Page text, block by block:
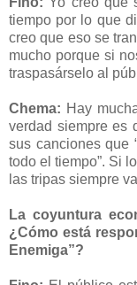
tiempo por lo que
creo que eso se
mucho porque si
traspasárselo al
Chema: Hay
verdad siempre es
sus canciones que
todo el tiempo”. Si
las tripas siempre
La coyuntura
¿Cómo está
Enemiga”?